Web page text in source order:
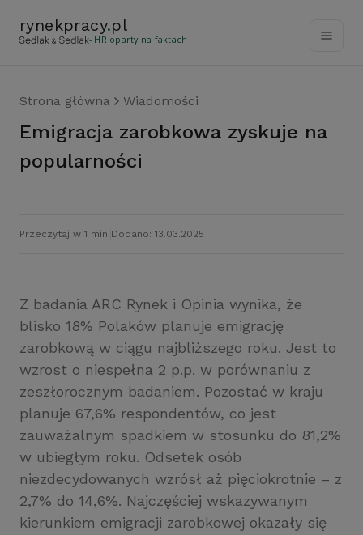
rynekpracy.pl
- HR oparty na faktach
Strona główna Wiadomości
Emigracja zarobkowa zyskuje na
popularności
Przeczytaj w 1 min. Dodano: 13.03.2025
Z badania ARC Rynek i Opinia wynika, że
blisko 18% Polaków planuje emigrację
zarobkową w ciągu najbliższego roku. Jest to
wzrost o niespełna 2 p.p. w porównaniu z
zeszłorocznym badaniem. Pozostać w kraju
planuje 67,6% respondentów, co jest
zauważalnym spadkiem w stosunku do 81,2%
w ubiegłym roku. Odsetek osób
niezdecydowanych wzrósł aż pięciokrotnie – z
2,7% do 14,6%. Najczęściej wskazywanym
kierunkiem emigracji zarobkowej okazały się